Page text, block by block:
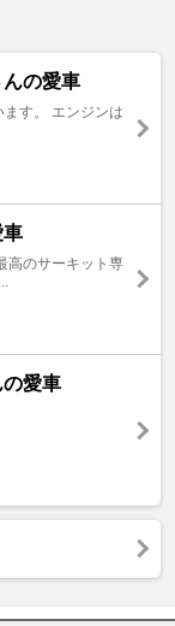
の愛車
す。 エンジンは
車
高のサーキット専
愛車